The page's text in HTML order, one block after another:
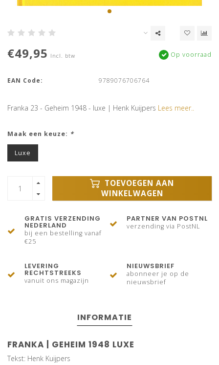
€49,95 Incl. btw Op voorraad
EAN Code: 9789076706764
Franka 23 - Geheim 1948 - luxe | Henk Kuijpers Lees meer..
Maak een keuze: *
Luxe
TOEVOEGEN AAN
WINKELWAGEN
GRATIS VERZENDING
NEDERLAND
bij een bestelling vanaf
€25
PARTNER VAN POSTNL
verzending via PostNL
LEVERING
RECHTSTREEKS
vanuit ons magazijn
NIEUWSBRIEF
abonneer je op de
nieuwsbrief
INFORMATIE
FRANKA | GEHEIM 1948 LUXE
Tekst: Henk Kuijpers